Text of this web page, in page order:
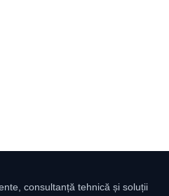
consultanță tehnică și soluții